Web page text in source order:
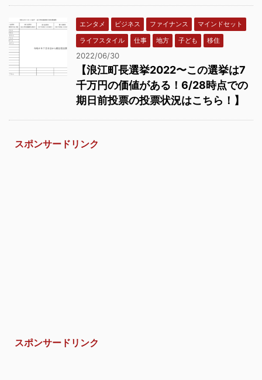
エンタメ ビジネス ファイナンス
マインドセット
ライフスタイル
仕事 地方 子ども 移住
2022/06/30
【浪江町長選挙2022〜この選挙は7
千万円の価値がある！6/28時点での
期日前投票の投票状況はこちら！】
スポンサードリンク
スポンサードリンク